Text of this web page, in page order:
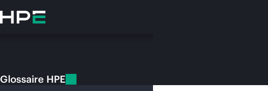
au
contenu
Glossaire HPE